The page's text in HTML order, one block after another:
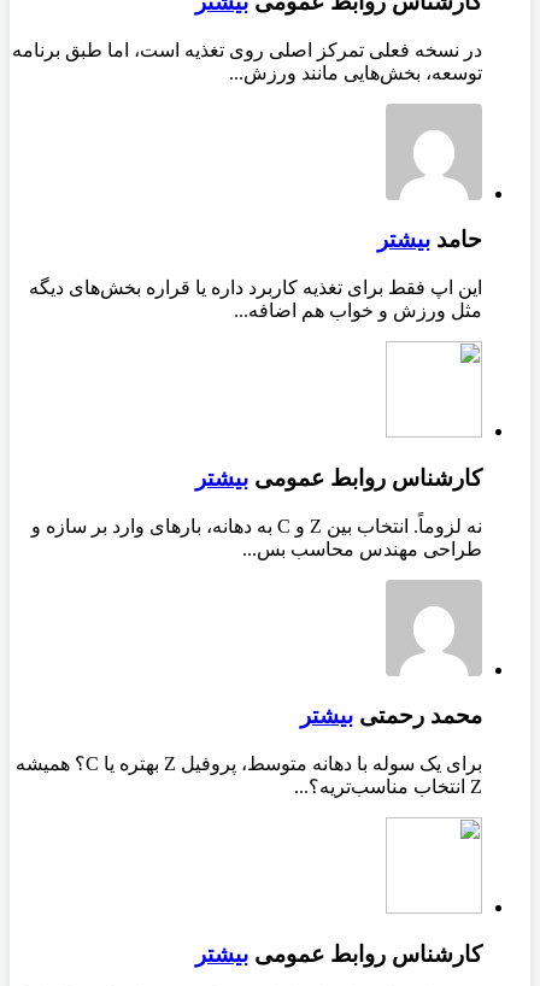
در نسخه فعلی تمرکز اصلی روی تغذیه است، اما طبق برنامه
توسعه، بخش‌هایی مانند ورزش...
حامد بیشتر
این اپ فقط برای تغذیه کاربرد داره یا قراره بخش‌های دیگه
مثل ورزش و خواب هم اضافه...
کارشناس روابط عمومی بیشتر
نه لزوماً. انتخاب بین Z و C به دهانه، بارهای وارد بر سازه و
طراحی مهندس محاسب بس...
محمد رحمتی بیشتر
برای یک سوله با دهانه متوسط، پروفیل Z بهتره یا C؟ همیشه
Z انتخاب مناسب‌تریه؟...
کارشناس روابط عمومی بیشتر